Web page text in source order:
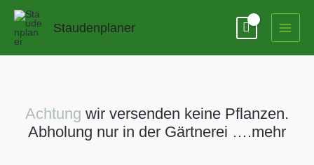
Zum
springen
Staudenplaner
Achtung wir versenden keine Pflanzen.
Abholung nur in der Gärtnerei ….mehr